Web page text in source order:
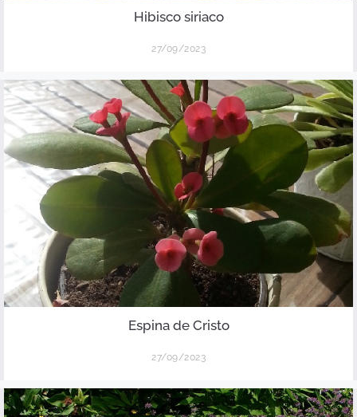
Hibisco siriaco
27/09/2023
Espina de Cristo
27/09/2023